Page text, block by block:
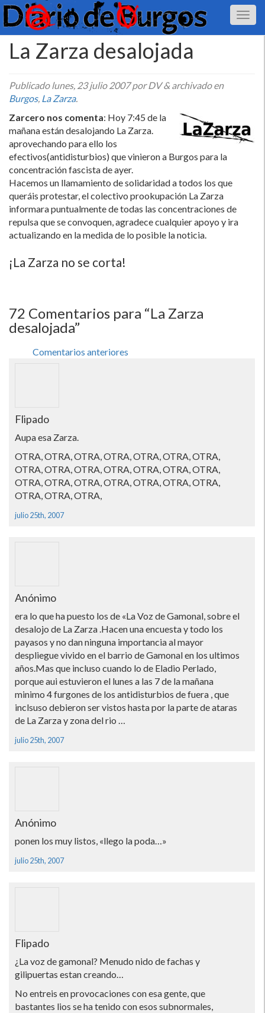
La Zarza desalojada
Publicadolunes, 23 julio 2007por DV&archivado en
Burgos, La Zarza.
Zarcero nos comenta: Hoy 7:45 de la
mañana están desalojando La Zarza.
aprovechando para ello los
efectivos(antidisturbios) que vinieron a Burgos para la
concentración fascista de ayer.
Hacemos un llamamiento de solidaridad a todos los que
queráis protestar, el colectivo prookupación La Zarza
informara puntualmente de todas las concentraciones de
repulsa que se convoquen, agradece cualquier apoyo y ira
actualizando en la medida de lo posible la noticia.
¡La Zarza no se corta!
72 Comentarios para “La Zarza
desalojada”
Comentarios anteriores
Flipado
Aupa esa Zarza.
OTRA, OTRA, OTRA, OTRA, OTRA, OTRA, OTRA,
OTRA, OTRA, OTRA, OTRA, OTRA, OTRA, OTRA,
OTRA, OTRA, OTRA, OTRA, OTRA, OTRA, OTRA,
OTRA, OTRA, OTRA,
julio 25th, 2007
Anónimo
era lo que ha puesto los de «La Voz de Gamonal, sobre el
desalojo de La Zarza .Hacen una encuesta y todo los
payasos y no dan ninguna importancia al mayor
despliegue vivido en el barrio de Gamonal en los ultimos
años.Mas que incluso cuando lo de Eladio Perlado,
porque aui estuvieron el lunes a las 7 de la mañana
minimo 4 furgones de los antidisturbios de fuera , que
inclsuso debieron ser vistos hasta por la parte de ataras
de La Zarza y zona del rio …
julio 25th, 2007
Anónimo
ponen los muy listos, «llego la poda…»
julio 25th, 2007
Flipado
¿La voz de gamonal? Menudo nido de fachas y
gilipuertas estan creando…
No entreis en provocaciones con esa gente, que
bastantes lios se ha tenido con esos subnormales,